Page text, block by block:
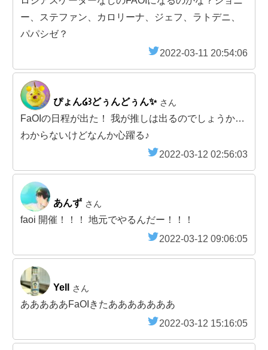
ー、ステファン、カロリーナ、ジェフ、ラトデニ、
パパシゼ？
2022-03-11 20:54:06
ぴょん໒꒱どぅんどぅん✨ さん
FaOIの日程が出た！ 我が推しは出るのでしょうか…
わからないけどなんか心躍る♪
2022-03-12 02:56:03
あんず さん
faoi 開催！！！ 地元でやるんだー！！！
2022-03-12 09:06:05
Yell さん
あああああFaOIきたあああああああ
2022-03-12 15:16:05